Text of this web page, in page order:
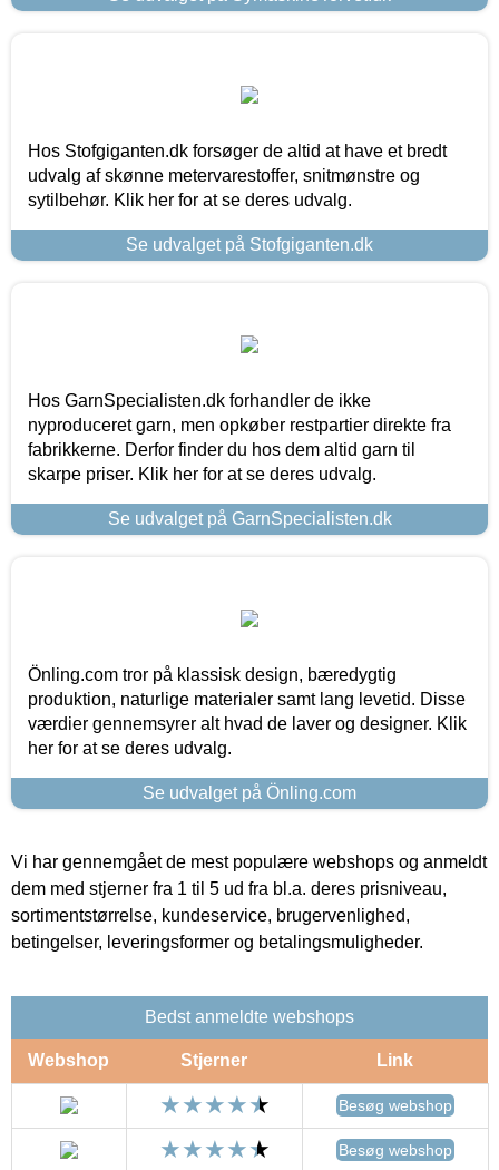
Hos Stofgiganten.dk forsøger de altid at have et bredt
udvalg af skønne metervarestoffer, snitmønstre og
sytilbehør. Klik her for at se deres udvalg.
Se udvalget på Stofgiganten.dk
Hos GarnSpecialisten.dk forhandler de ikke
nyproduceret garn, men opkøber restpartier direkte fra
fabrikkerne. Derfor finder du hos dem altid garn til
skarpe priser. Klik her for at se deres udvalg.
Se udvalget på GarnSpecialisten.dk
Önling.com tror på klassisk design, bæredygtig
produktion, naturlige materialer samt lang levetid. Disse
værdier gennemsyrer alt hvad de laver og designer. Klik
her for at se deres udvalg.
Se udvalget på Önling.com
Vi har gennemgået de mest populære webshops og anmeldt
dem med stjerner fra 1 til 5 ud fra bl.a. deres prisniveau,
sortimentstørrelse, kundeservice, brugervenlighed,
betingelser, leveringsformer og betalingsmuligheder.
Bedst anmeldte webshops
Webshop Stjerner Link
Besøg webshop
Besøg webshop